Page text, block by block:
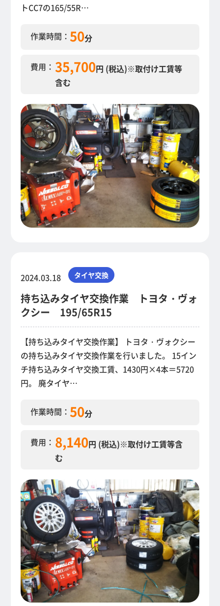
トCC7の165/55R…
作業時間： 50分
費用： 35,700円 (税込)※取付け工賃等
含む
2024.03.18 タイヤ交換
持ち込みタイヤ交換作業 トヨタ・ヴォ
クシー 195/65R15
【持ち込みタイヤ交換作業】 トヨタ・ヴォクシー
の持ち込みタイヤ交換作業を行いました。 15イン
チ持ち込みタイヤ交換工賃、1430円×4本＝5720
円。 廃タイヤ…
作業時間： 50分
費用： 8,140円 (税込)※取付け工賃等含
む